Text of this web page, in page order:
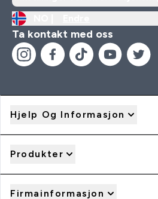
Ta kontakt med oss
Hjelp Og Informasjon
Produkter
Firmainformasjon